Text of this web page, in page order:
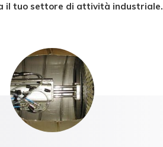
il tuo settore di attività industriale.